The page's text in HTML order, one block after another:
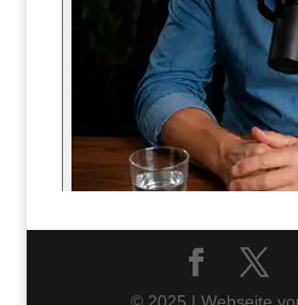
© 2025 | Webseite